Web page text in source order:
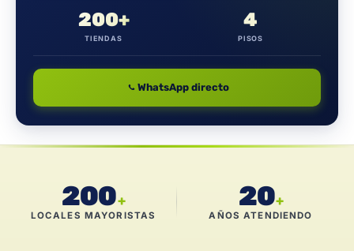
200+
TIENDAS
4
PISOS
WhatsApp directo
200+
LOCALES MAYORISTAS
20+
AÑOS ATENDIENDO